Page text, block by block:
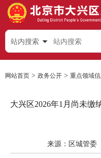
站内搜索
网站首页 > 政务公开 > 重点领域
大兴区2026年1月尚未缴
来源：区城管委